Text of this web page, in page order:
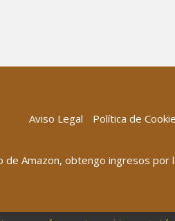
Aviso Legal Política de
de Amazon, obtengo ingresos